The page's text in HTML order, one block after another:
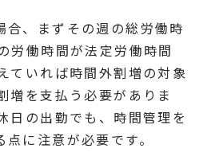
合、まずその週の総労働時
労働時間が法定労働時間
ていれば時間外割増の対象
増を支払う必要がありま
日の出勤でも、時間管理を
に注意が必要です。